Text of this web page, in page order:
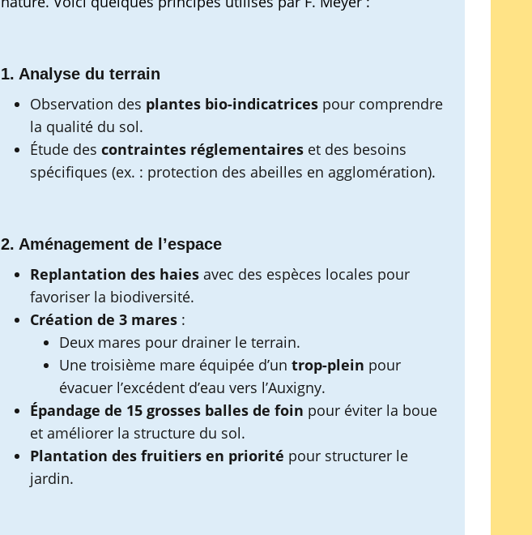
1. Analyse du terrain
Observation des plantes bio-indicatrices pour comprendre
la qualité du sol.
Étude des contraintes réglementaires et des besoins
spécifiques (ex. : protection des abeilles en agglomération).
2. Aménagement de l’espace
Replantation des haies avec des espèces locales pour
favoriser la biodiversité.
Création de 3 mares :
Deux mares pour drainer le terrain.
Une troisième mare équipée d’un trop-plein pour
évacuer l’excédent d’eau vers l’Auxigny.
Épandage de 15 grosses balles de foin pour éviter la boue
et améliorer la structure du sol.
Plantation des fruitiers en priorité pour structurer le
jardin.